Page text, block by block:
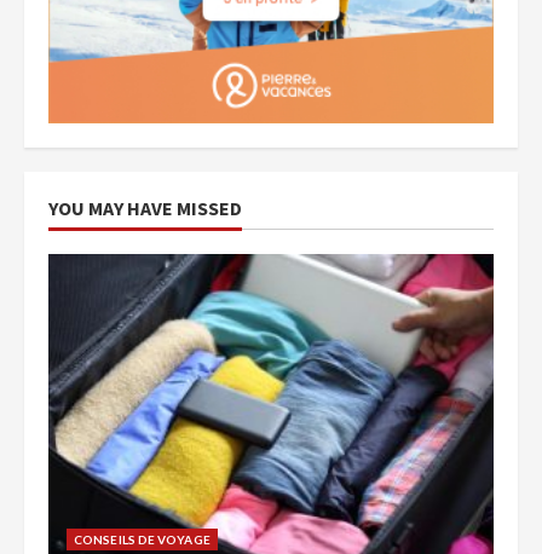
YOU MAY HAVE MISSED
CONSEILS DE VOYAGE